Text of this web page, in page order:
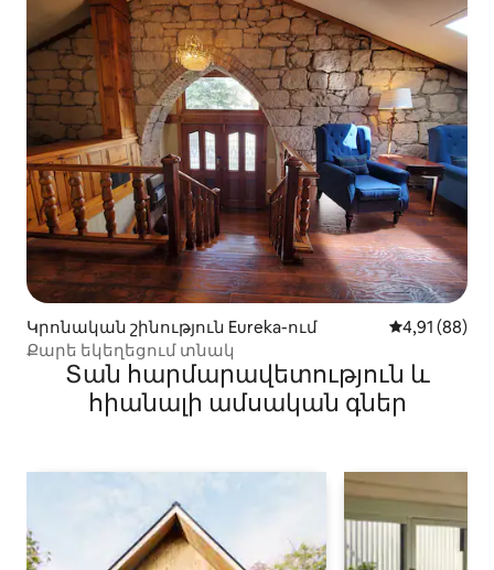
Կրոնական շինություն Eureka-ում Միջին
4,91 (88)
Քարե եկեղեցում տնակ
Տան հարմարավետություն և
հիանալի ամսական գներ